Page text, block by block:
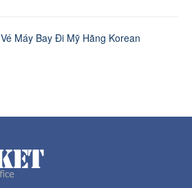
Vé Máy Bay Đi Mỹ Hãng Korean